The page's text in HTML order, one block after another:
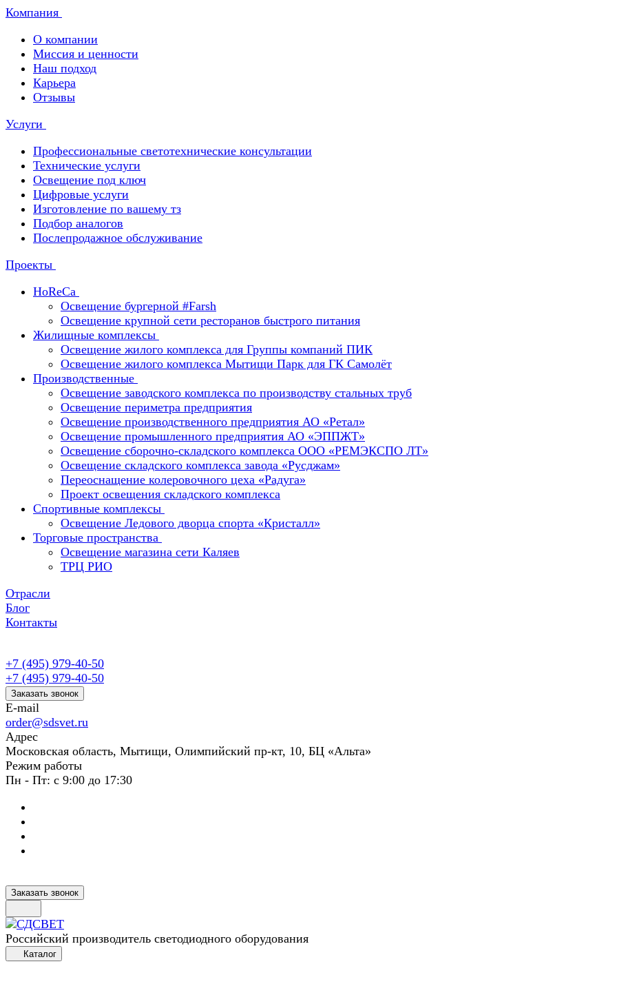
Компания
О компании
Миссия и ценности
Наш подход
Карьера
Отзывы
Услуги
Профессиональные светотехнические консультации
Технические услуги
Освещение под ключ
Цифровые услуги
Изготовление по вашему тз
Подбор аналогов
Послепродажное обслуживание
Проекты
HoReCa
Освещение бургерной #Farsh
Освещение крупной сети ресторанов быстрого питания
Жилищные комплексы
Освещение жилого комплекса для Группы компаний ПИК
Освещение жилого комплекса Мытищи Парк для ГК Самолёт
Производственные
Освещение заводского комплекса по производству стальных труб
Освещение периметра предприятия
Освещение производственного предприятия АО «Ретал»
Освещение промышленного предприятия АО «ЭППЖТ»
Освещение сборочно-складского комплекса ООО «РЕМЭКСПО ЛТ»
Освещение складского комплекса завода «Русджам»
Переоснащение колеровочного цеха «Радуга»
Проект освещения складского комплекса
Спортивные комплексы
Освещение Ледового дворца спорта «Кристалл»
Торговые пространства
Освещение магазина сети Каляев
ТРЦ РИО
Отрасли
Блог
Контакты
+7 (495) 979-40-50
+7 (495) 979-40-50
Заказать звонок
E-mail
order@sdsvet.ru
Адрес
Московская область, Мытищи, Олимпийский пр-кт, 10, БЦ «Альта»
Режим работы
Пн - Пт: с 9:00 до 17:30
Заказать звонок
Российский производитель светодиодного оборудования
Каталог